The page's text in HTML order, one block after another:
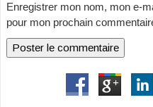
Enregistrer mon nom, mon e-
pour mon prochain